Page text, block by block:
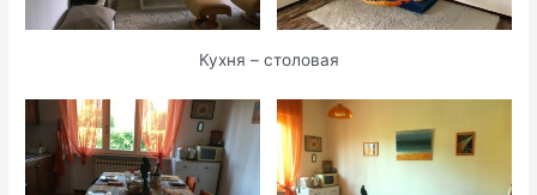
Кухня – столовая